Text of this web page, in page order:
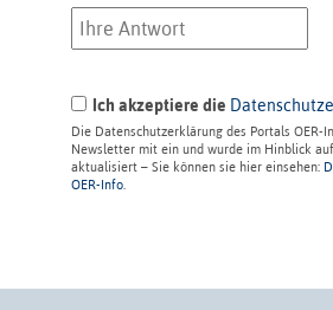
Ich akzeptiere die
Die Datenschutzerklärung des Portals OER-
Newsletter mit ein und wurde im Hinblick
aktualisiert – Sie können sie hier einsehen:
OER-Info.